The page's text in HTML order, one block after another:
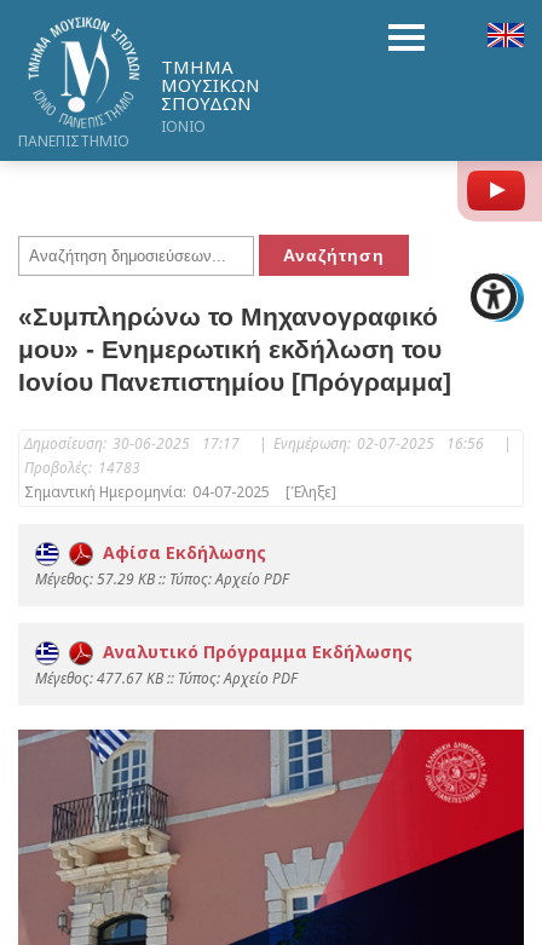
ΤΜΗΜΑ
ΜΟΥΣΙΚΩΝ
ΣΠΟΥΔΩΝ
ΙΟΝΙΟ
ΠΑΝΕΠΙΣΤΗΜΙΟ
«Συμπληρώνω το Μηχανογραφικό
μου» - Ενημερωτική εκδήλωση του
Ιονίου Πανεπιστημίου [Πρόγραμμα]
Δημοσίευση: 30-06-2025 17:17 | Ενημέρωση: 02-07-2025 16:56
|
Προβολές: 14783
Σημαντική Ημερομηνία: 04-07-2025 [Έληξε]
Αφίσα Εκδήλωσης
Mέγεθος: 57.29 KB :: Τύπος: Αρχείο PDF
Αναλυτικό Πρόγραμμα Εκδήλωσης
Mέγεθος: 477.67 KB :: Τύπος: Αρχείο PDF